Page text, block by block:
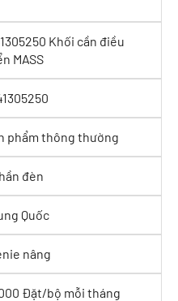
Khối cần điều
MASS
phẩm thông thường
đèn
Quốc
nâng
Đặt/bộ mỗi tháng